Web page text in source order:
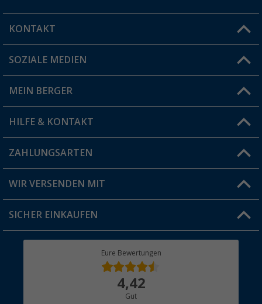
KONTAKT
Du hast eine Frage?
Filiale finden
SOZIALE MEDIEN
MEIN BERGER
Vorteilskarte
Blog
Jobs & Karriere
HILFE & KONTAKT
FAQ & Kontakt
Versandinformationen
Rücksendung
ZAHLUNGSARTEN
WIR VERSENDEN MIT
SICHER EINKAUFEN
Eure Bewertungen
4,42
Gut